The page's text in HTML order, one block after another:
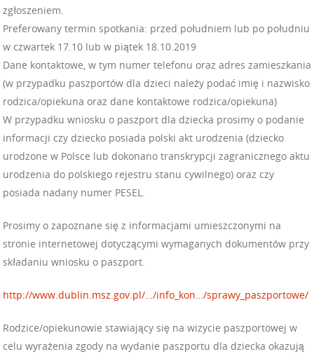
zgłoszeniem.
Preferowany termin spotkania: przed południem lub po południu
w czwartek 17.10 lub w piątek 18.10.2019
Dane kontaktowe, w tym numer telefonu oraz adres zamieszkania
(w przypadku paszportów dla dzieci należy podać imię i nazwisko
rodzica/opiekuna oraz dane kontaktowe rodzica/opiekuna)
W przypadku wniosku o paszport dla dziecka prosimy o podanie
informacji czy dziecko posiada polski akt urodzenia (dziecko
urodzone w Polsce lub dokonano transkrypcji zagranicznego aktu
urodzenia do polskiego rejestru stanu cywilnego) oraz czy
posiada nadany numer PESEL.
Prosimy o zapoznane się z informacjami umieszczonymi na
stronie internetowej dotyczącymi wymaganych dokumentów przy
składaniu wniosku o paszport.
http://www.dublin.msz.gov.pl/…/info_kon…/sprawy_paszportowe/
Rodzice/opiekunowie stawiający się na wizycie paszportowej w
celu wyrażenia zgody na wydanie paszportu dla dziecka okazują